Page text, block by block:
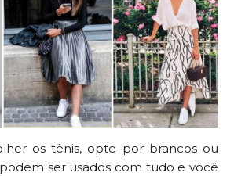
os tênis, opte por brancos ou
ser usados com tudo e você